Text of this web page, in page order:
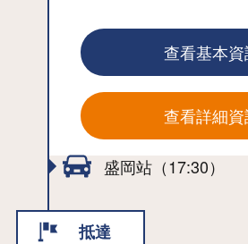
100 勝地北山崎自然步
懸崖自然步道」。 還
地震遺跡等重點景點
的背景和故事時，一段
程會變得更加豐富。
路線告訴您眼前的花是
是如何建造的等等。
查看基本
查看詳細
盛岡站（17:30）
抵達